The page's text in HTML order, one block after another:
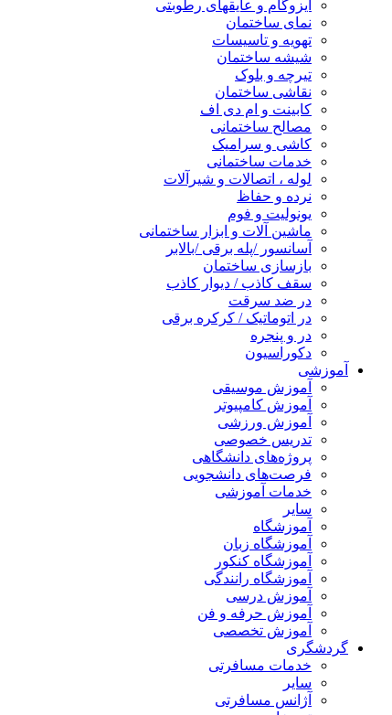
ایزوگام و عایقهای رطوبتی
نمای ساختمان
تهویه و تاسیسات
شیشه ساختمان
تیرچه و بلوک
نقاشی ساختمان
کابینت و ام دی اف
مصالح ساختمانی
کاشی و سرامیک
خدمات ساختمانی
لوله ، اتصالات و شیرآلات
نرده و حفاظ
یونولیت و فوم
ماشین آلات و ابزار ساختمانی
آسانسور /پله برقی /بالابر
بازسازی ساختمان
سقف کاذب / دیوار کاذب
در ضد سرقت
در اتوماتیک / کرکره برقی
در و پنجره
دکوراسیون
آموزشی
آموزش موسیقی
آموزش کامپیوتر
آموزش ورزشی
تدریس خصوصی
پروژه‌های دانشگاهی
فرصت‌های دانشجویی
خدمات آموزشی
سایر
آموزشگاه
آموزشگاه زبان
آموزشگاه کنکور
آموزشگاه رانندگی
آموزش درسی
آموزش حرفه و فن
آموزش تخصصی
گردشگری
خدمات مسافرتی
سایر
آژانس مسافرتی